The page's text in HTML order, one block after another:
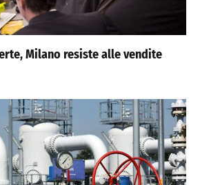
Milano resiste alle vendite